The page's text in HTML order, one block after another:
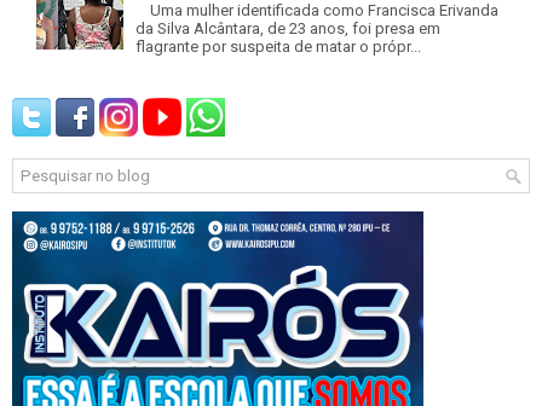
Uma mulher identificada como Francisca Erivanda
da Silva Alcântara, de 23 anos, foi presa em
flagrante por suspeita de matar o própr...